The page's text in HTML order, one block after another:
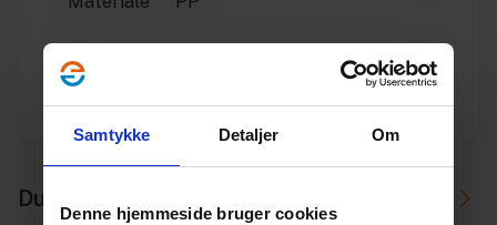
Samtykke Detaljer Om
Denne hjemmeside bruger cookies
ProducentPipelife
Du skal måske også bruge